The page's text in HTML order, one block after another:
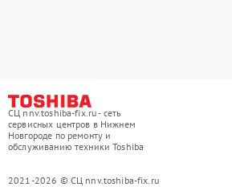
СЦ nnv.toshiba-fix.ru - сеть
сервисных центров в Нижнем
Новгороде по ремонту и
обслуживанию техники Toshiba
2021-2026 © СЦ nnv.toshiba-fix.ru